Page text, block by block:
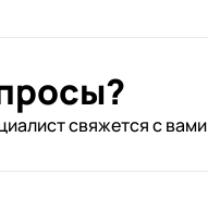
свяжется с вами